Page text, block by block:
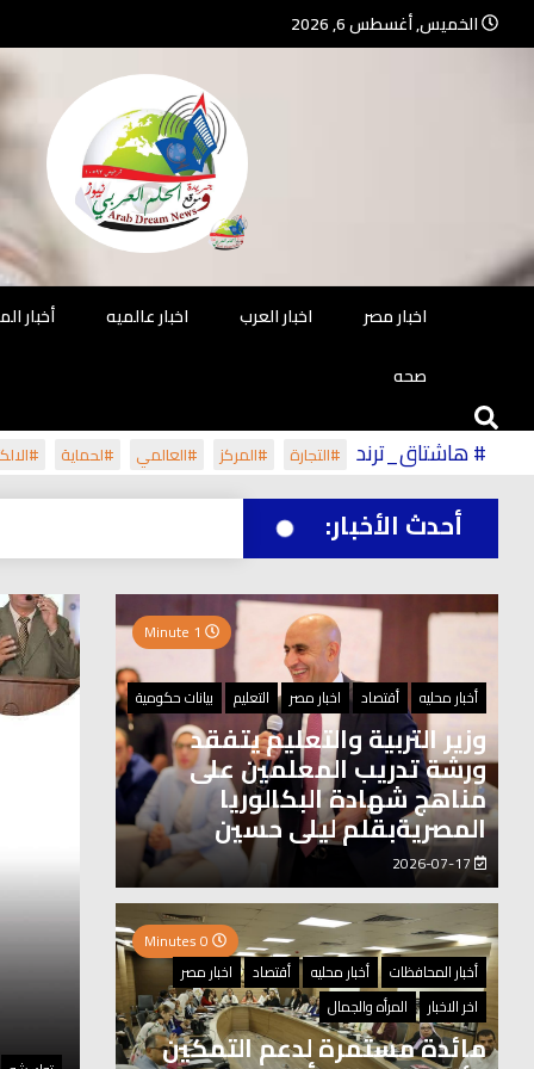
الخميس, أغسطس 6, 2026
جريدة مستقلة – صحافة تضيئ لك
اخبار مصر
اخبار العرب اخبار عالميه أخبار
صحه
# هاشتاق_ترند #التجارة #المركز #العالمي #لحماية
أحدث الأخبار:
أخبار محليه أقتصاد اخبار مصر التعليم بيانات حكومية
وزير التربية والتعليم يتفقد
ورشة تدريب المعلمين على
مناهج شهادة البكالوريا
المصريةبقلم ليلى حسين
2026-07-17
أخبار المحافظات
أخبار محليه أقتصاد
اخبار مصر
اخر الاخبار
المرأه والجمال
مائدة مستمرة لدعم التمكين
0 Minutes